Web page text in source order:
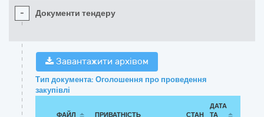
- Документи тендеру
Завантажити архівом
Тип документа: Оголошення про проведення
закупівлі
ФАЙЛ ПРИВАТНІСТЬ СТАН
ДАТА
ТА